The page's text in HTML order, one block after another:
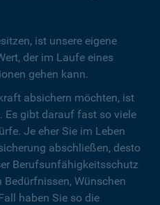
ist unsere eigene
der im Laufe eines
gehen kann.
absichern möchten, ist
Es gibt darauf fast so viele
Je eher Sie im Leben
abschließen, desto
Berufsunfähigkeitsschutz
Wünschen
haben Sie so die